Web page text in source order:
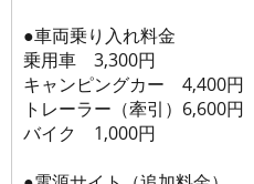
●車両乗り入れ料金
乗用車 3,300円
キャンピングカー 4,400円
トレーラー（牽引）6,600円
バイク 1,000円